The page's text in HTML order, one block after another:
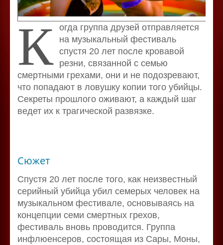
К огда группа друзей отправляется
на музыкальный фестиваль
спустя 20 лет после кровавой
резни, связанной с семью
смертными грехами, они и не подозревают,
что попадают в ловушку копии того убийцы.
Секреты прошлого оживают, а каждый шаг
ведет их к трагической развязке.
Сюжет
Спустя 20 лет после того, как неизвестный
серийный убийца убил семерых человек на
музыкальном фестивале, основываясь на
концепции семи смертных грехов,
фестиваль вновь проводится. Группа
инфлюенсеров, состоящая из Сары, Моны,